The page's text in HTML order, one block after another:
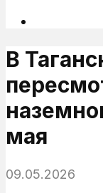
В
мая
09.05.2026